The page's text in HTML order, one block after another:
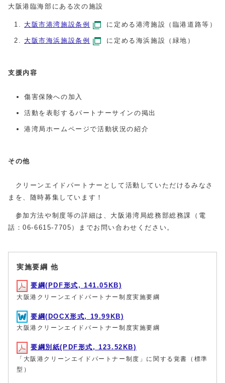
大阪港臨海部にある次の施設
大阪市港湾施設条例 に定める港湾施設（臨港道路等）
大阪市海浜施設条例 に定める海浜施設（緑地）
支援内容
傷害保険への加入
活動を表彰するパートナーサインの掲出
港湾局ホームページで活動状況の紹介
その他
クリーンエイドパートナーとして活動していただけるみなさ
まを、随時募集しています！
参加方法や制度等の詳細は、大阪港湾局総務部総務課（電
話：06-6615-7705）までお問い合わせください。
実施要綱 他
要綱(PDF形式, 141.05KB)
大阪港クリーンエイドパートナー制度実施要綱
要綱(DOCX形式, 19.99KB)
大阪港クリーンエイドパートナー制度実施要綱
要綱別紙(PDF形式, 123.52KB)
「大阪港クリーンエイドパートナー制度」に関する覚書（標準
型）